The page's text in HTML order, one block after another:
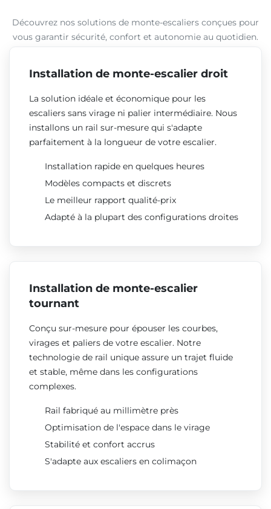
Découvrez nos solutions de monte-escaliers conçues pour
vous garantir sécurité, confort et autonomie au quotidien.
Installation de monte-escalier droit
La solution idéale et économique pour les
escaliers sans virage ni palier intermédiaire. Nous
installons un rail sur-mesure qui s'adapte
parfaitement à la longueur de votre escalier.
Installation rapide en quelques heures
Modèles compacts et discrets
Le meilleur rapport qualité-prix
Adapté à la plupart des configurations droites
Installation de monte-escalier
tournant
Conçu sur-mesure pour épouser les courbes,
virages et paliers de votre escalier. Notre
technologie de rail unique assure un trajet fluide
et stable, même dans les configurations
complexes.
Rail fabriqué au millimètre près
Optimisation de l'espace dans le virage
Stabilité et confort accrus
S'adapte aux escaliers en colimaçon